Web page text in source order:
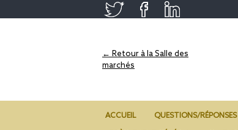
← Retour à la Salle des
marchés
ACCUEIL QUESTIONS/RÉPONSES